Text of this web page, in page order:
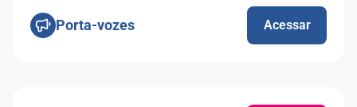
Porta-vozes Acessar